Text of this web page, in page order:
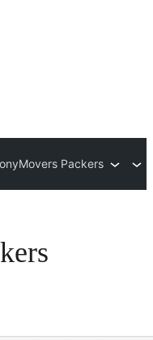
Movers Packers